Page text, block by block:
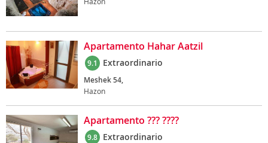
Apartamento Hahar Aatzil
9.1 Extraordinario
Meshek 54,
Hazon
Apartamento ??? ????
9.8 Extraordinario